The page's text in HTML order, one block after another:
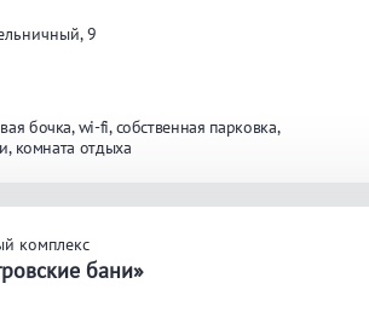
Бассейн на улице
Караоке
барбекю
9
бочка wi-fi собственная парковка
комната отдыха
комплекс
бани»